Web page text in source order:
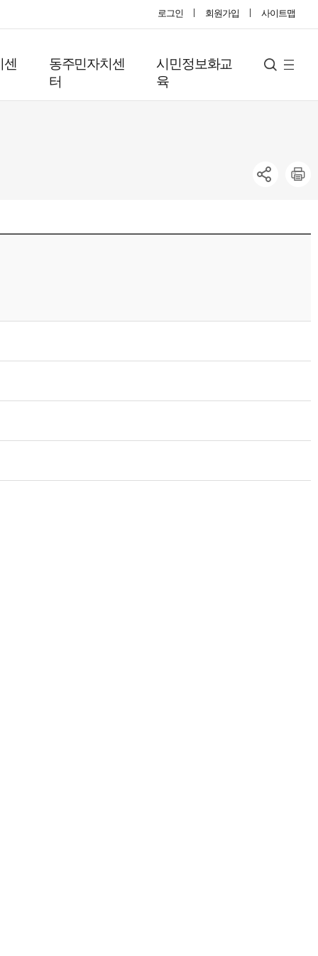
로그인 회원가입 사이트맵
동주민자치센
터
시민정보화교
육
검
사
트